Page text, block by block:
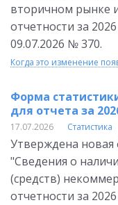
вторичном рынке
отчетности за
09.07.2026 № 370.
Когда это изменение
Форма
для отчета за
17.07.2026 Статистика
Утверждена новая
"Сведения о
(средств)
отчетности за